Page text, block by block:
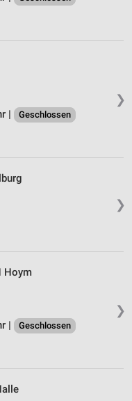
❯
|
Geschlossen
❯
❯
Hoym
|
Geschlossen